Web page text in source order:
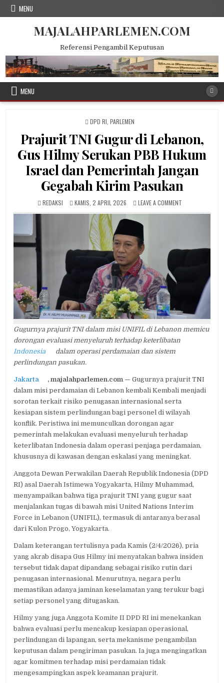
Skip
MENU
MAJALAHPARLEMEN.COM
Referensi Pengambil Keputusan
MENU
POSTED
DPD RI PARLEMEN
Prajurit TNI Gugur di Lebanon,
Gus Hilmy Serukan PBB Hukum
Israel dan Pemerintah Jangan
Gegabah Kirim Pasukan
AUTHOR:
REDAKSI
PUBLISHED
KAMIS, 2 APRIL 2026 LEAVE A COMMENTON
PEMERINTAH
JANGAN
GEGABAH
Gugurnya prajurit TNI dalam misi UNIFIL di Lebanon memicu
dorongan evaluasi menyeluruh terhadap keterlibatan
Indonesia
dalam operasi perdamaian dan sistem
perlindungan pasukan.
Jakarta , majalahparlemen.com — Gugurnya prajurit TNI
dalam misi perdamaian di Lebanon kembali Kembali menjadi
sorotan terkait risiko penugasan internasional serta
kesiapan sistem perlindungan bagi personel di wilayah
konflik. Peristiwa ini memunculkan dorongan agar
pemerintah melakukan evaluasi menyeluruh terhadap
keterlibatan Indonesia dalam operasi penjaga perdamaian,
khususnya di kawasan dengan eskalasi yang meningkat.
Anggota Dewan Perwakilan Daerah Republik Indonesia (DPD
RI) asal Daerah Istimewa Yogyakarta, Hilmy Muhammad,
menyampaikan bahwa tiga prajurit TNI yang gugur saat
menjalankan tugas di bawah misi United Nations Interim
Force in Lebanon (UNIFIL), termasuk di antaranya berasal
dari Kulon Progo, Yogyakarta.
Dalam keterangan tertulisnya pada Kamis (2/4/2026), pria
yang akrab disapa Gus Hilmy ini menyatakan bahwa insiden
tersebut tidak dapat dipandang sebagai risiko rutin dari
penugasan internasional. Menurutnya, negara perlu
memastikan adanya jaminan keselamatan yang terukur bagi
setiap personel yang ditugaskan.
Hilmy yang juga Anggota Komite II DPD RI ini menekankan
bahwa evaluasi perlu mencakup kesiapan operasional,
perlindungan di lapangan, serta mekanisme pengambilan
keputusan dalam pengiriman pasukan. Ia juga mengingatkan
agar komitmen terhadap misi perdamaian tidak
mengesampingkan aspek keamanan prajurit.